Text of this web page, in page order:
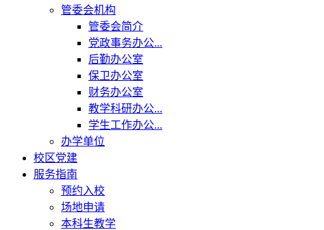
管委会机构
管委会简介
党政事务办公...
后勤办公室
保卫办公室
财务办公室
教学科研办公...
学生工作办公...
办学单位
校区党建
服务指南
预约入校
场地申请
本科生教学